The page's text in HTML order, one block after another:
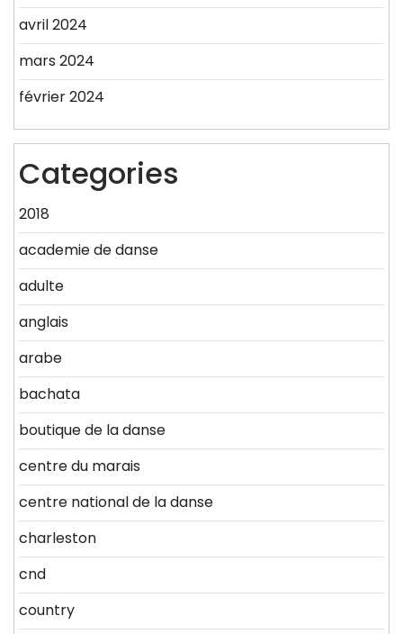
avril 2024
mars 2024
février 2024
Categories
2018
academie de danse
adulte
anglais
arabe
bachata
boutique de la danse
centre du marais
centre national de la danse
charleston
cnd
country